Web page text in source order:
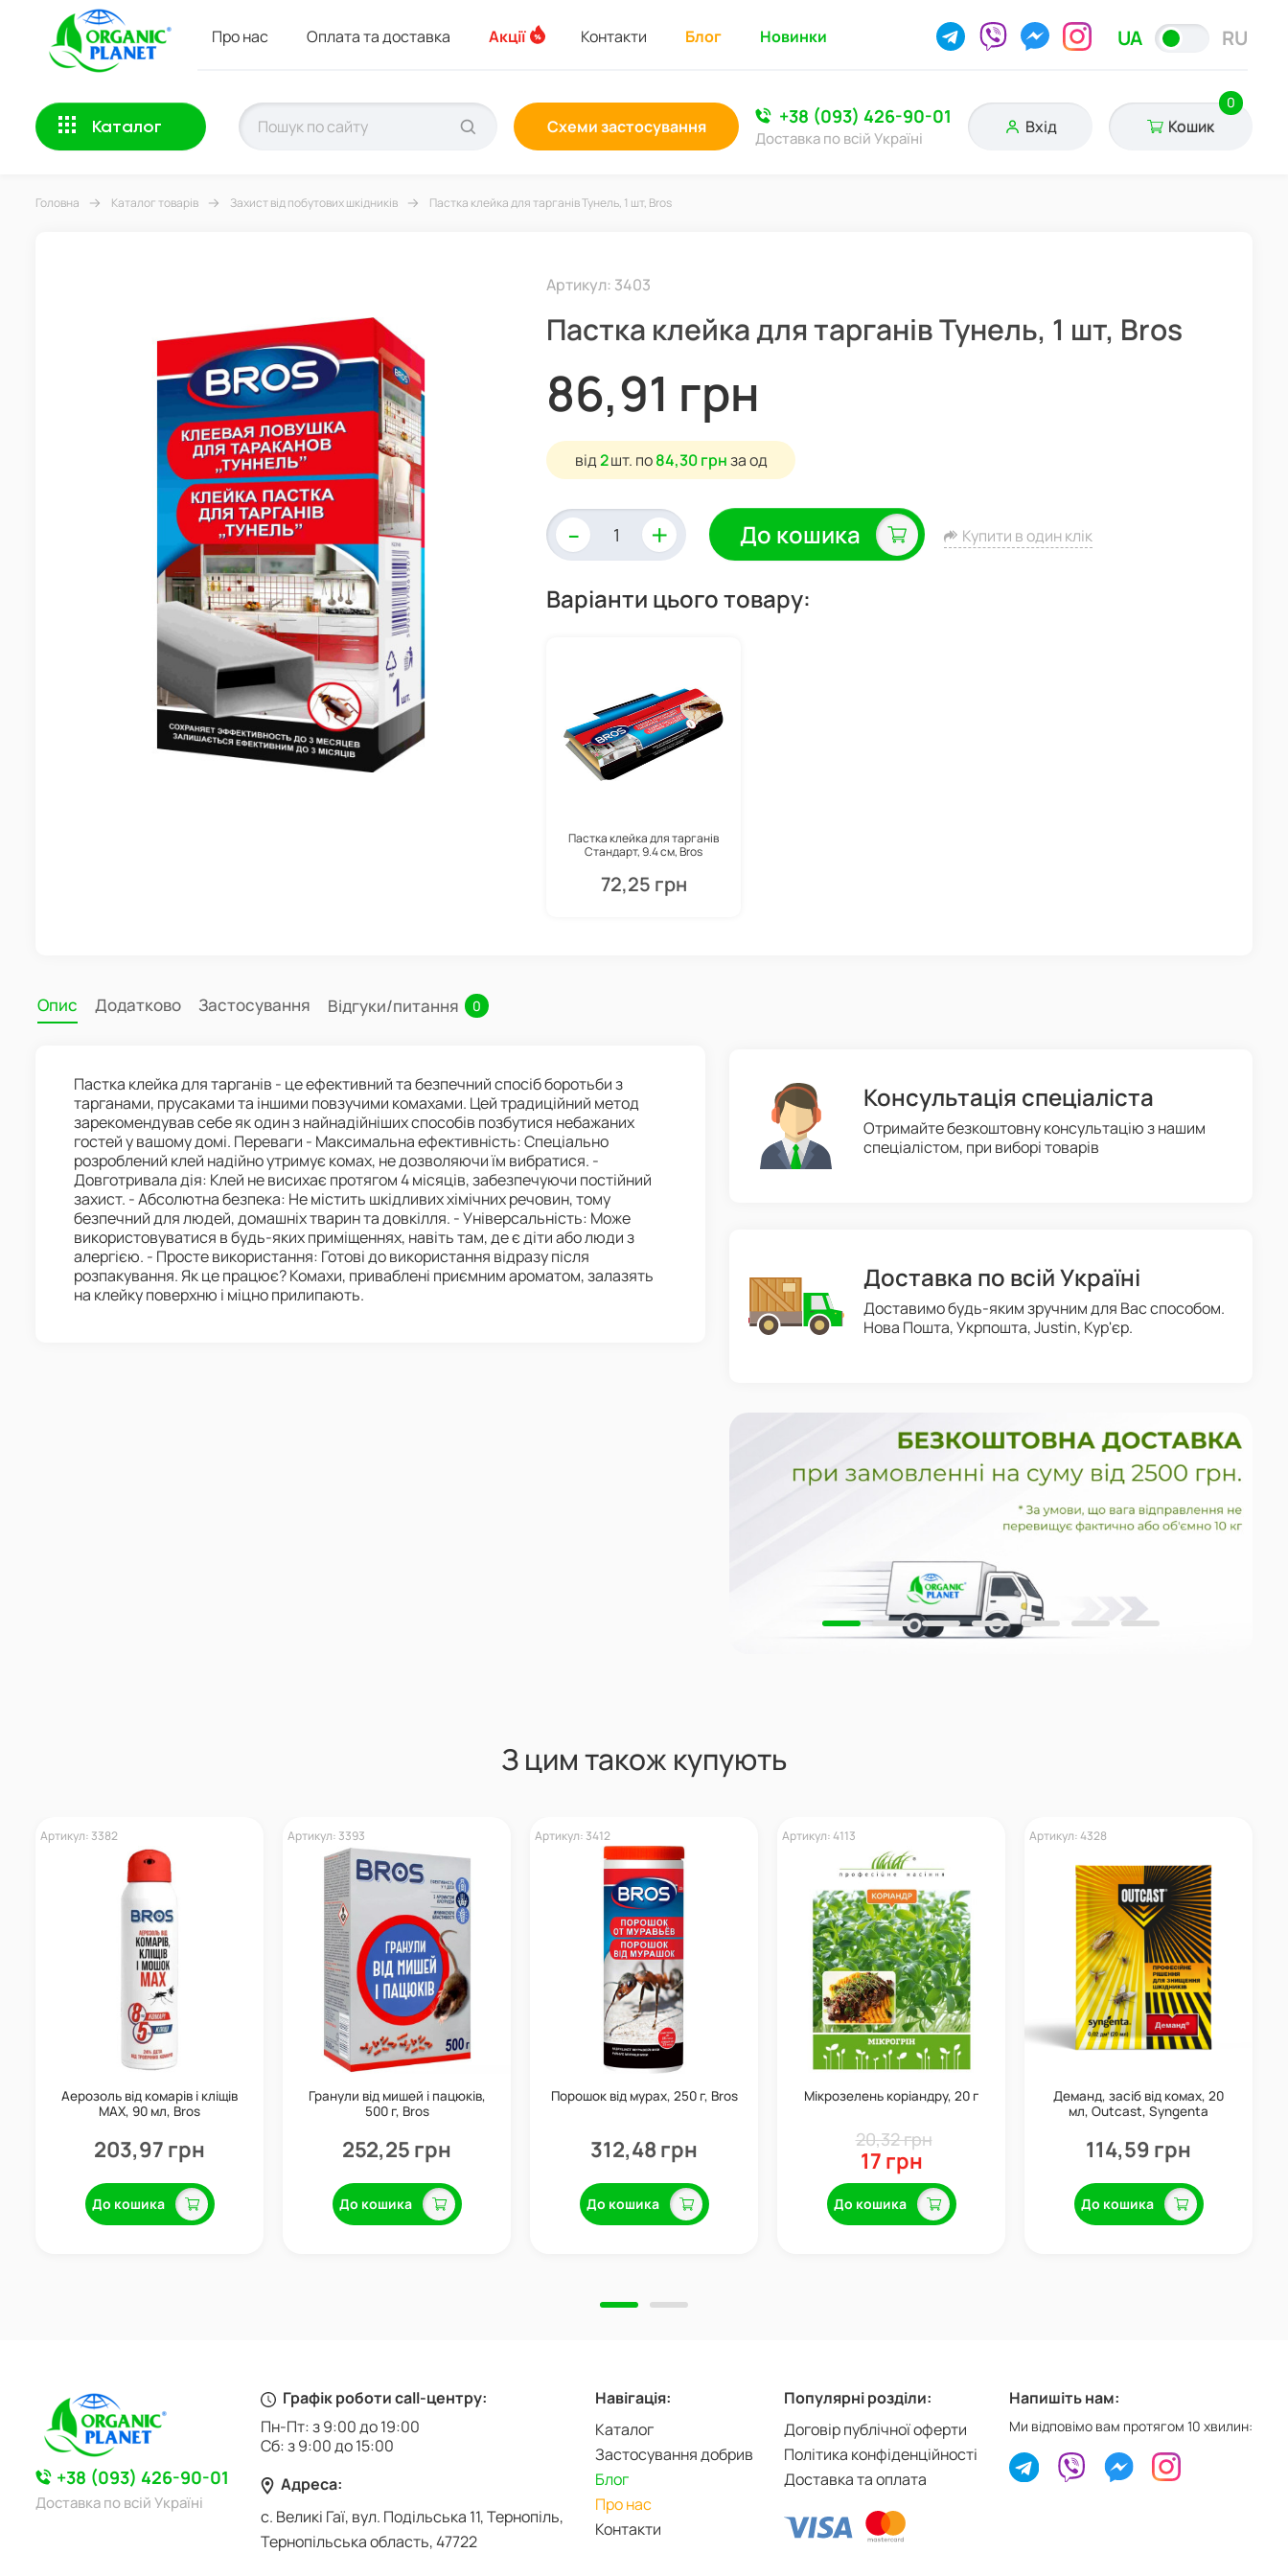
Про нас Оплата та доставка Акції Контакти Блог Новинки UA RU
Каталог Схеми застосування +38 (093) 426-90-01
Доставка по всій Україні
Вхід Кошик
0
Головна Каталог товарів Захист від побутових шкідників Пастка клейка для тарганів Тунель, 1 шт, Bros
Артикул: 3403
Пастка клейка для тарганів Тунель, 1 шт, Bros
86,91 грн
від2шт. по84,30 грнза од
- + До кошика Купити в один клік
Варіанти цього товару:
Пастка клейка для тарганів
Стандарт, 9.4 см, Bros
72,25 грн
Опис Додатково Застосування Відгуки/питання 0
Пастка клейка для тарганів - це ефективний та безпечний спосіб боротьби з
тарганами, прусаками та іншими повзучими комахами. Цей традиційний метод
зарекомендував себе як один з найнадійніших способів позбутися небажаних
гостей у вашому домі. Переваги - Максимальна ефективність: Спеціально
розроблений клей надійно утримує комах, не дозволяючи їм вибратися. -
Довготривала дія: Клей не висихає протягом 4 місяців, забезпечуючи постійний
захист. - Абсолютна безпека: Не містить шкідливих хімічних речовин, тому
безпечний для людей, домашніх тварин та довкілля. - Універсальність: Може
використовуватися в будь-яких приміщеннях, навіть там, де є діти або люди з
алергією. - Просте використання: Готові до використання відразу після
розпакування. Як це працює? Комахи, приваблені приємним ароматом, залазять
на клейку поверхню і міцно прилипають.
Консультація спеціаліста
Отримайте безкоштовну консультацію з нашим
спеціалістом, при виборі товарів
Доставка по всій Україні
Доставимо будь-яким зручним для Вас способом.
Нова Пошта, Укрпошта, Justin, Кур'єр.
З цим також купують
Артикул: 3382
Аерозоль від комарів і кліщів
МАХ, 90 мл, Bros
203,97 грн
До кошика
Артикул: 3393
Гранули від мишей і пацюків,
500 г, Bros
252,25 грн
До кошика
Артикул: 3412
Порошок від мурах, 250 г, Bros
312,48 грн
До кошика
Артикул: 4113
Мікрозелень коріандру, 20 г
17 грн
20,32 грн
До кошика
Артикул: 4328
Деманд, засіб від комах, 20
мл, Outcast, Syngenta
114,59 грн
До кошика
+38 (093) 426-90-01
Доставка по всій Україні
Графік роботи call-центру:
Пн-Пт: з 9:00 до 19:00
Сб: з 9:00 до 15:00
Адреса:
с. Великі Гаї, вул. Подільська 11, Тернопіль,
Тернопільська область, 47722
Навігація:
Каталог
Застосування добрив
Блог
Про нас
Контакти
Популярні розділи:
Договір публічної оферти
Політика конфіденційності
Доставка та оплата
Напишіть нам:
Ми відповімо вам протягом 10 хвилин: